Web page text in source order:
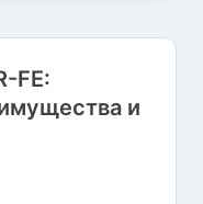
FE:
и